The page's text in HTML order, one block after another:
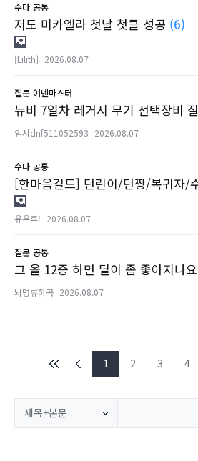
수다 공통
저도 미카엘라 첫날 첫클 성공 (6)
[Lilith] 2026.08.07
질문 여넨마스터
뉴비 7일차 레거시 무기 선택장비
임시dnf511052593 2026.08.07
수다 공통
[한마음길드] 던린이/던짱/복귀자/
유우후! 2026.08.07
질문 공통
그 올 12증 하면 딜이 좀 좋아지나
뇌명류하곡 2026.08.07
1 2 3 4
제목+본문